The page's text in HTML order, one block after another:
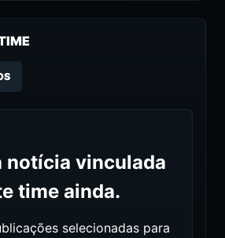
notícia vinculada
time ainda.
selecionadas para